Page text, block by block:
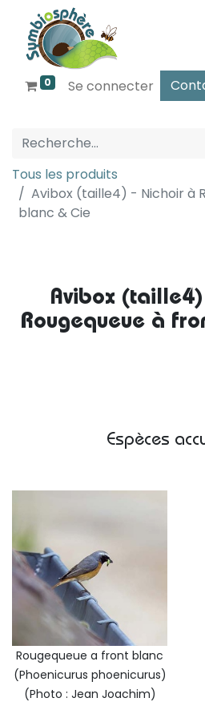
0 Se connecter
Tous les produits
Avibox (taille4) - Nichoir à
blanc & Cie
Avibox
Rougequeue à
Espèces
Rougequeue a front blanc
(Phoenicurus phoenicurus)
(Photo : Jean Joachim)